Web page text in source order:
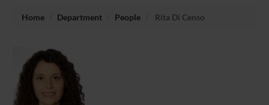
Home Department People Rita Di Censo